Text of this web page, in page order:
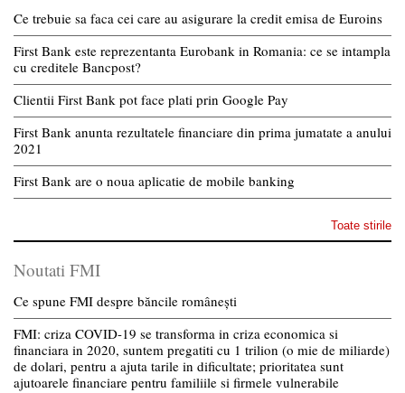
Ce trebuie sa faca cei care au asigurare la credit emisa de Euroins
First Bank este reprezentanta Eurobank in Romania: ce se intampla
cu creditele Bancpost?
Clientii First Bank pot face plati prin Google Pay
First Bank anunta rezultatele financiare din prima jumatate a anului
2021
First Bank are o noua aplicatie de mobile banking
Toate stirile
Noutati FMI
Ce spune FMI despre băncile românești
FMI: criza COVID-19 se transforma in criza economica si
financiara in 2020, suntem pregatiti cu 1 trilion (o mie de miliarde)
de dolari, pentru a ajuta tarile in dificultate; prioritatea sunt
ajutoarele financiare pentru familiile si firmele vulnerabile